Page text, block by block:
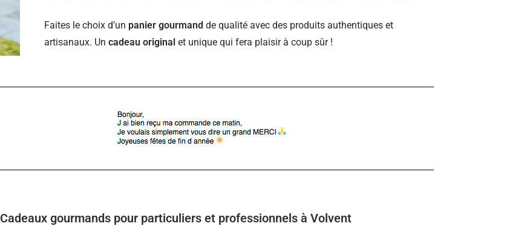
Faites le choix d’un panier gourmand de qualité avec des produits authentiques et
artisanaux. Un cadeau original et unique qui fera plaisir à coup sûr !
Cadeaux gourmands pour particuliers et professionnels à Volvent